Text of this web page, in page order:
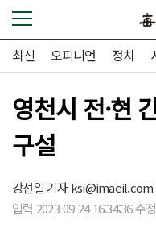
최신 오피니언 정치
영천시 전·현
구설
강선일 기자ksi@imaeil.com
입력 2023-09-24 16:34:36 수